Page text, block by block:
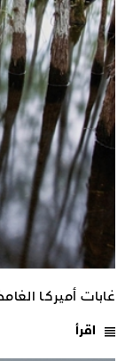
غابات أميركـا
اقرأ